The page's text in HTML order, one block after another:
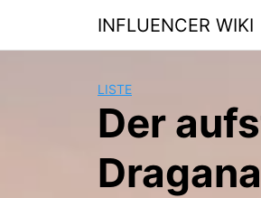
content
INFLUENCER WIKI
LISTE
Der